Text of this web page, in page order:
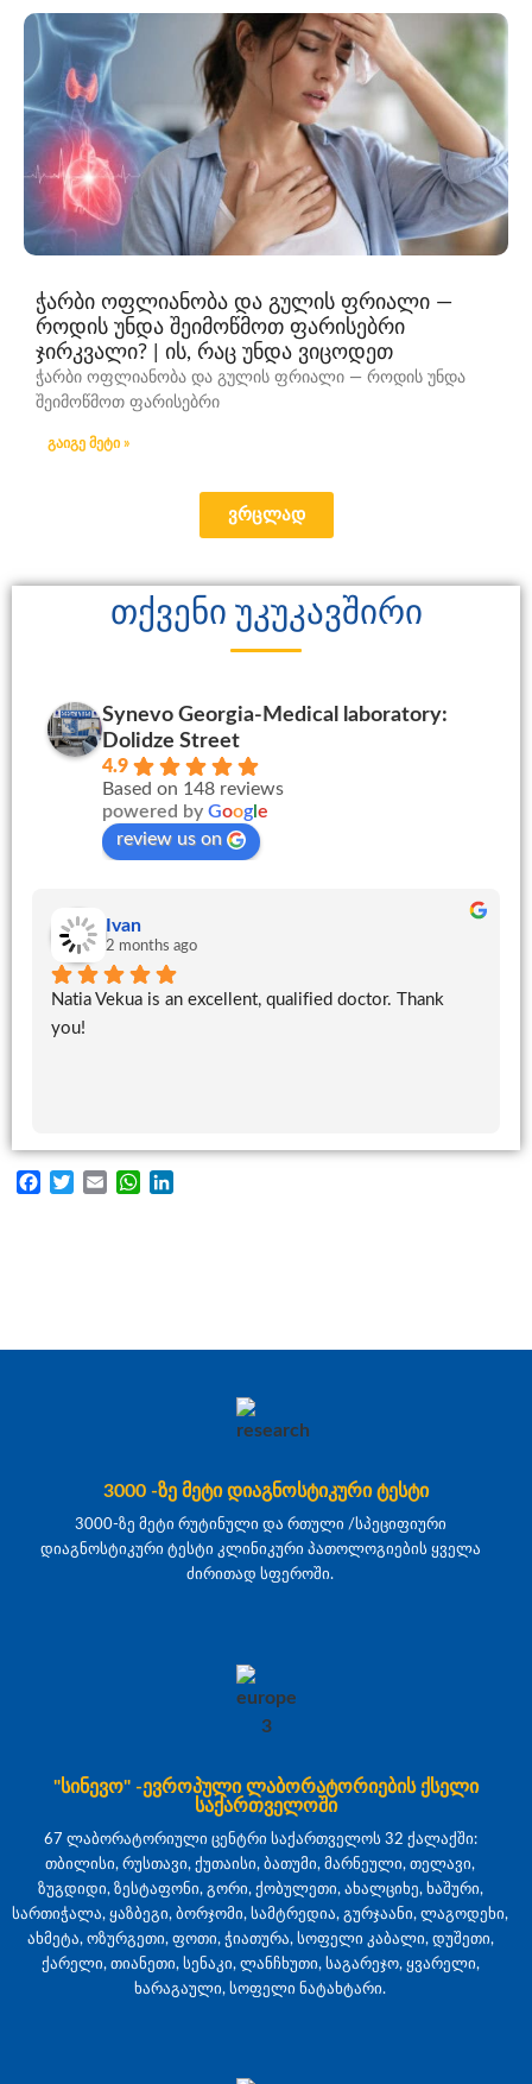
ჭარბი ოფლიანობა და გულის ფრიალი —
როდის უნდა შეიმოწმოთ ფარისებრი
ჯირკვალი? | ის, რაც უნდა ვიცოდეთ
ჭარბი ოფლიანობა და გულის ფრიალი — როდის უნდა
შეიმოწმოთ ფარისებრი
გაიგე მეტი »
ვრცლად
თქვენი უკუკავშირი
Synevo Georgia-Medical laboratory:
Dolidze Street
4.9
Based on 148 reviews
powered by Goog e
review us on
Ivan
2 months ago
Natia Vekua is an excellent, qualified doctor. Thank
you!
Facebook
Twitter
Email WhatsApp
3000 -ზე მეტი დიაგნოსტიკური ტესტი
3000-ზე მეტი რუტინული და რთული /სპეციფიური
დიაგნოსტიკური ტესტი კლინიკური პათოლოგიების ყველა
ძირითად სფეროში.
"სინევო" -ევროპული ლაბორატორიების ქსელი
საქართველოში
67 ლაბორატორიული ცენტრი საქართველოს 32 ქალაქში:
თბილისი, რუსთავი, ქუთაისი, ბათუმი, მარნეული, თელავი,
ზუგდიდი, ზესტაფონი, გორი, ქობულეთი, ახალციხე, ხაშური,
სართიჭალა, ყაზბეგი, ბორჯომი, სამტრედია, გურჯაანი, ლაგოდეხი,
ახმეტა, ოზურგეთი, ფოთი, ჭიათურა, სოფელი კაბალი, დუშეთი,
ქარელი, თიანეთი, სენაკი, ლანჩხუთი, საგარეჯო, ყვარელი,
ხარაგაული, სოფელი ნატახტარი.